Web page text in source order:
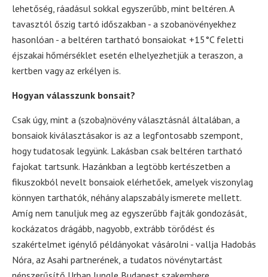
lehetőség, ráadásul sokkal egyszerűbb, mint beltéren. A
tavasztól őszig tartó időszakban - a szobanövényekhez
hasonlóan - a beltéren tartható bonsaiokat +15°C feletti
éjszakai hőmérséklet esetén elhelyezhetjük a teraszon, a
kertben vagy az erkélyen is.
Hogyan válasszunk bonsait?
Csak úgy, mint a (szoba)növény választásnál általában, a
bonsaiok kiválasztásakor is az a legfontosabb szempont,
hogy tudatosak legyünk. Lakásban csak beltéren tartható
fajokat tartsunk. Hazánkban a legtöbb kertészetben a
fikuszokból nevelt bonsaiok elérhetőek, amelyek viszonylag
könnyen tarthatók, néhány alapszabály ismerete mellett.
Amíg nem tanuljuk meg az egyszerűbb fajták gondozását,
kockázatos drágább, nagyobb, extrább törődést és
szakértelmet igénylő példányokat vásárolni - vallja Hadobás
Nóra, az Asahi partnerének, a tudatos növénytartást